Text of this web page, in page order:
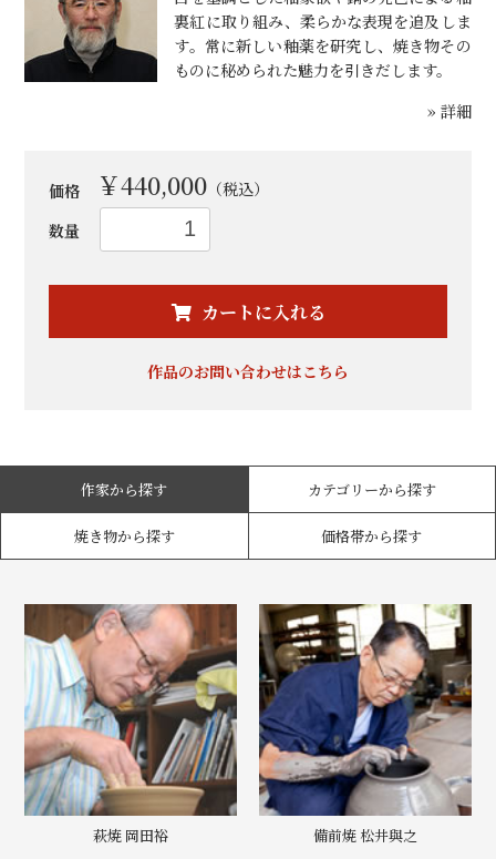
裏紅に取り組み、柔らかな表現を追及しま
す。常に新しい釉薬を研究し、焼き物その
ものに秘められた魅力を引きだします。
» 詳細
価格 ￥440,000 （税込）
数量
カートに入れる
お買い物を続ける カートへ進む
作品のお問い合わせはこちら
作家から探す カテゴリーから探す
焼き物から探す 価格帯から探す
萩焼 岡田裕 備前焼 松井與之